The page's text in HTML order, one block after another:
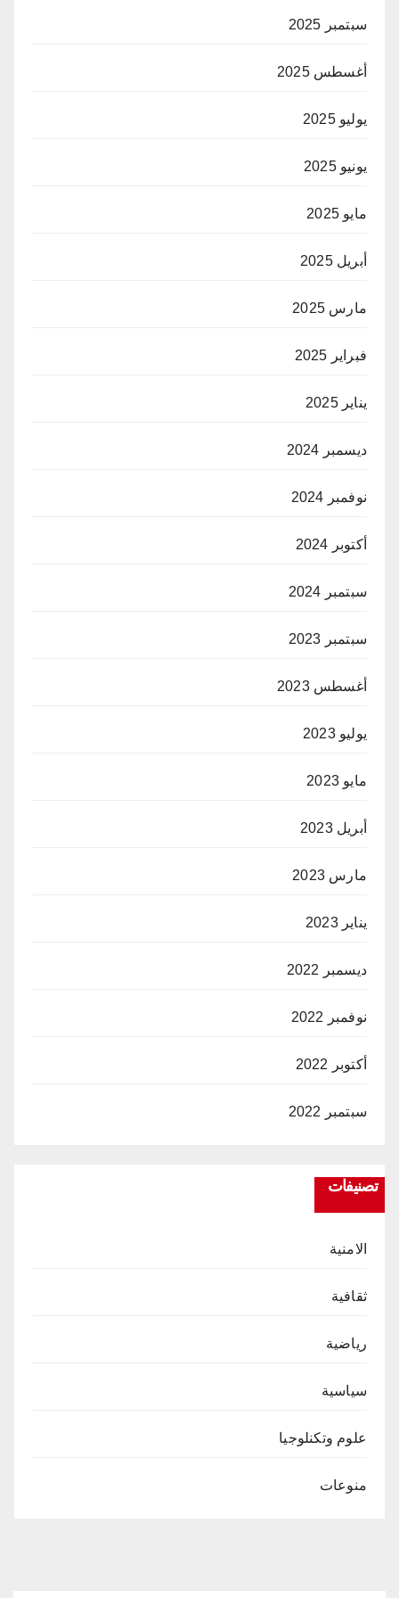
سبتمبر 2025
أغسطس 2025
يوليو 2025
يونيو 2025
مايو 2025
أبريل 2025
مارس 2025
فبراير 2025
يناير 2025
ديسمبر 2024
نوفمبر 2024
أكتوبر 2024
سبتمبر 2024
سبتمبر 2023
أغسطس 2023
يوليو 2023
مايو 2023
أبريل 2023
مارس 2023
يناير 2023
ديسمبر 2022
نوفمبر 2022
أكتوبر 2022
سبتمبر 2022
تصنيفات
الامنية
ثقافية
رياضية
سياسية
علوم وتكنلوجيا
منوعات